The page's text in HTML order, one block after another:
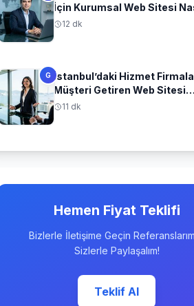
İçin Kurumsal Web Sitesi
Olmalı?
12 dk
G İstanbul’daki Hizmet
Müşteri Getiren Web Sitesi
Stratejileri
11 dk
Hemen Fiyat Teklifi
Bizlerle İletişime Geçin
Sizlerle Paylaşalım!
Teklif Al